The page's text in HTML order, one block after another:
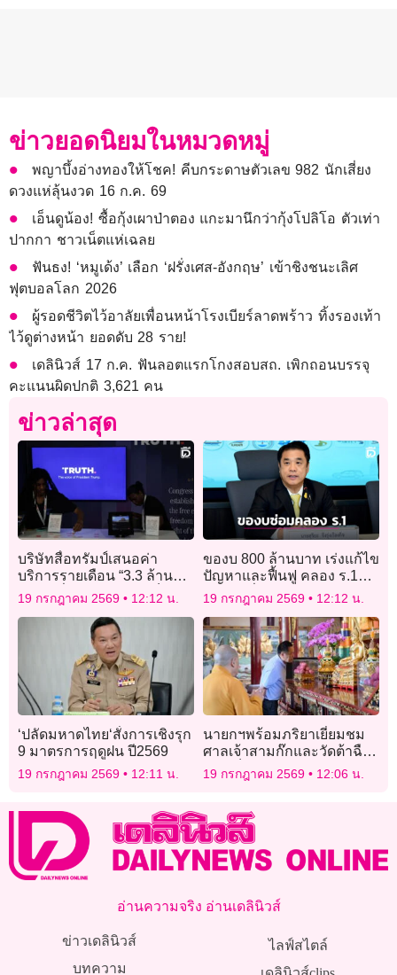
ข่าวยอดนิยมในหมวดหมู่
พญาบึ้งอ่างทองให้โชค! คีบกระดาษตัวเลข 982 นักเสี่ยง
ดวงแห่ลุ้นงวด 16 ก.ค. 69
เอ็นดูน้อง! ซื้อกุ้งเผาป่าตอง แกะมานึกว่ากุ้งโปลิโอ ตัวเท่า
ปากกา ชาวเน็ตแห่เฉลย
ฟันธง! ‘หมูเด้ง’ เลือก ‘ฝรั่งเศส-อังกฤษ’ เข้าชิงชนะเลิศ
ฟุตบอลโลก 2026
ผู้รอดชีวิตไว้อาลัยเพื่อนหน้าโรงเบียร์ลาดพร้าว ทิ้งรองเท้า
ไว้ดูต่างหน้า ยอดดับ 28 ราย!
เดลินิวส์ 17 ก.ค. ฟันลอตแรกโกงสอบสถ. เพิกถอนบรรจุ
คะแนนผิดปกติ 3,621 คน
ข่าวล่าสุด
บริษัทสื่อทรัมป์เสนอค่า
บริการรายเดือน “3.3 ล้าน
บาท” เพื่อเข้าถึงโพสต์เร็ว
19 กรกฎาคม 2569 12:12 น.
ของบ 800 ล้านบาท เร่งแก้ไข
ปัญหาและฟื้นฟู คลอง ร.1
ตามคำสั่ง”นายกฯ”
19 กรกฎาคม 2569 12:12 น.
‘ปลัดมหาดไทย‘สั่งการเชิงรุก
9 มาตรการฤดูฝน ปี2569
19 กรกฎาคม 2569 12:11 น.
นายกฯพร้อมภริยาเยี่ยมชม
ศาลเจ้าสามก๊กและวัดต้าฉือ
ก่อนเย็นพบเอกชนใหญ่ 2
19 กรกฎาคม 2569 12:06 น.
อ่านความจริง อ่านเดลินิวส์
ข่าวเดลินิวส์
บทความ
ไลฟ์สไตล์